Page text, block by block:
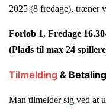
2025 (8 fredage), træner
Forløb 1, Fredage
(Plads til max 24
Tilmelding &
Man tilmelder sig ved at